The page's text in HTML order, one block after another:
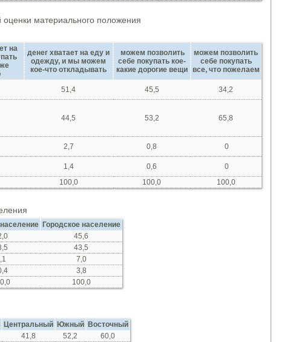
оценки материального положения
на
денег хватает на еду и
одежду, и мы можем
кое-что откладывать
можем позволить
себе покупать кое-
какие дорогие вещи
можем позволить
себе покупать
все, что пожелаем
51,4 45,5
34,2
44,5 53,2 65,8
2,7 0,8
0
1,4 0,6
0
100,0 100,0 100,0
Городское население
45,6
43,5
7,0
3,8
100,0
Центральный Южный
Восточный
41,8 52,2 60,0